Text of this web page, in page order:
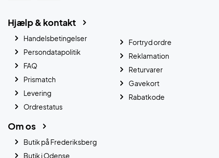
Hjælp & kontakt
Handelsbetingelser
Persondatapolitik
FAQ
Prismatch
Levering
Ordrestatus
Fortryd ordre
Reklamation
Returvarer
Gavekort
Rabatkode
Om os
Butik på Frederiksberg
Butik i Odense